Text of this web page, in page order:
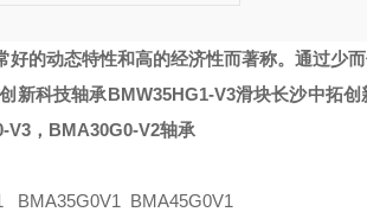
好的动态特性和高的经济性而著称。通过少
新科技轴承BMW35HG1-V3滑块长沙中拓创
V3，BMA30G0-V2轴承
BMA45G0V1